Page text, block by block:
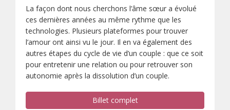
La façon dont nous cherchons l’âme sœur a évolué
ces dernières années au même rythme que les
technologies. Plusieurs plateformes pour trouver
l’amour ont ainsi vu le jour. Il en va également des
autres étapes du cycle de vie d’un couple : que ce soit
pour entretenir une relation ou pour retrouver son
autonomie après la dissolution d’un couple.
Billet complet